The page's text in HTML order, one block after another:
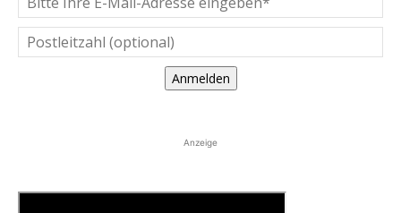
Anmelden
Anzeige